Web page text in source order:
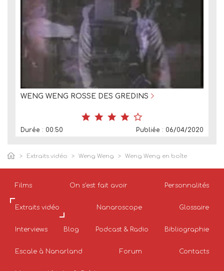
WENG WENG ROSSE DES GREDINS
Durée : 00:50 Publiée : 06/04/2020
Extraits vidéo Weng Weng Weng Weng en boîte
Films On s'est fait avoir Personnalités
Extraits vidéo Nanaroscope Glossaire
Interviews Blog Podcast & Radio Bibliographie
Escale à Nanarland Forum Contacts